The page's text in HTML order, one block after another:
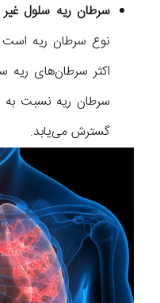
سرطان ریه سلول
نوع سرطان ریه
اکثر سرطان‌های
سرطان ریه نسبت
گسترش می‌یابد.